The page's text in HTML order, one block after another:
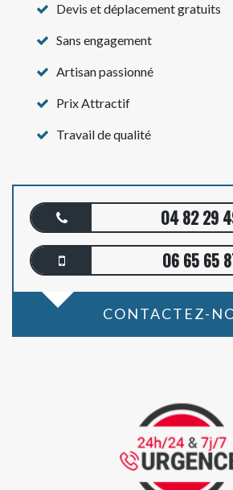
Devis et déplacement gratuits
Sans engagement
Artisan passionné
Prix Attractif
Travail de qualité
04 82 29
06 65 65
CONTACTEZ-